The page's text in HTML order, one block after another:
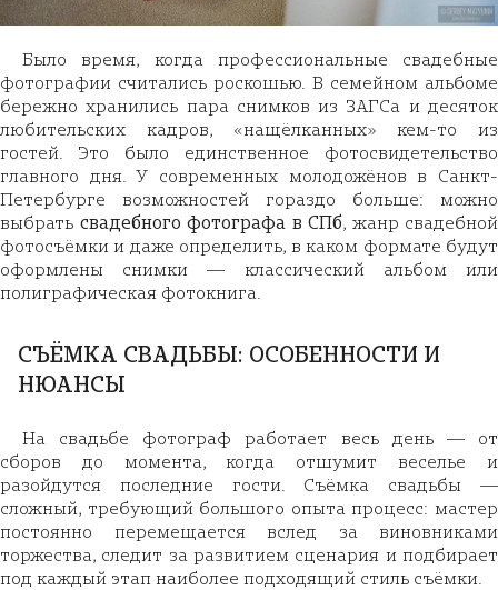
Было время, когда профессиональные свадебные
фотографии считались роскошью. В семейном альбоме
бережно хранились пара снимков из ЗАГСа и десяток
любительских кадров, «нащёлканных» кем-то из
гостей. Это было единственное фотосвидетельство
главного дня. У современных молодожёнов в Санкт-
Петербурге возможностей гораздо больше: можно
выбрать свадебного фотографа в СПб, жанр свадебной
фотосъёмки и даже определить, в каком формате будут
оформлены снимки — классический альбом или
полиграфическая фотокнига.
СЪЁМКА СВАДЬБЫ: ОСОБЕННОСТИ И
НЮАНСЫ
На свадьбе фотограф работает весь день — от
сборов до момента, когда отшумит веселье и
разойдутся последние гости. Съёмка свадьбы —
сложный, требующий большого опыта процесс: мастер
постоянно перемещается вслед за виновниками
торжества, следит за развитием сценария и подбирает
под каждый этап наиболее подходящий стиль съёмки.